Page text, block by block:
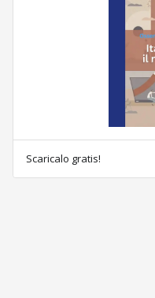
Scaricalo gratis!